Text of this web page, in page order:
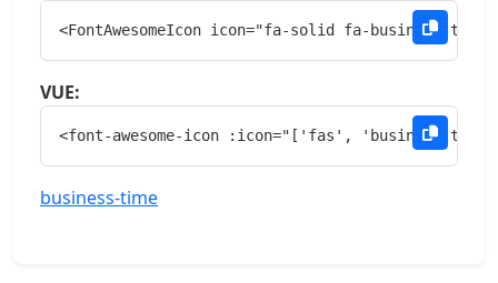
<FontAwesomeIcon icon="fa-solid fa-business-
VUE:
<font-awesome-icon :icon="['fas', 'business-
business-time